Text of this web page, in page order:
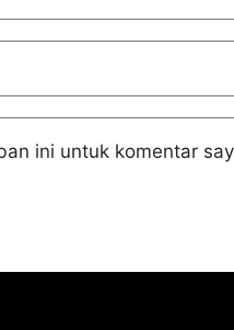
ini untuk komentar